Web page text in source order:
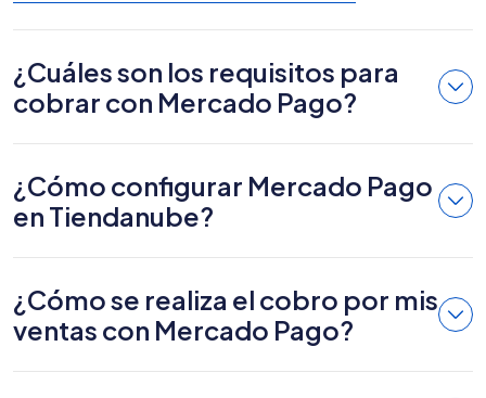
¿Cuáles son los requisitos para
cobrar con Mercado Pago?
¿Cómo configurar Mercado Pago
en Tiendanube?
¿Cómo se realiza el cobro por mis
ventas con Mercado Pago?